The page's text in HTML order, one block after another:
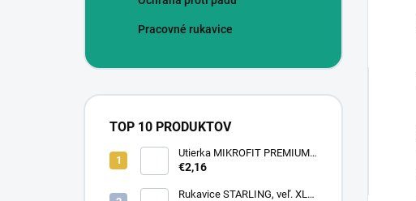
Pracovné rukavice
TOP 10 PRODUKTOV
Utierka MIKROFIT PREMIUM
920 40x40 cm, 305 gr./m2
€2,16
Rukavice STARLING, veľ. XL